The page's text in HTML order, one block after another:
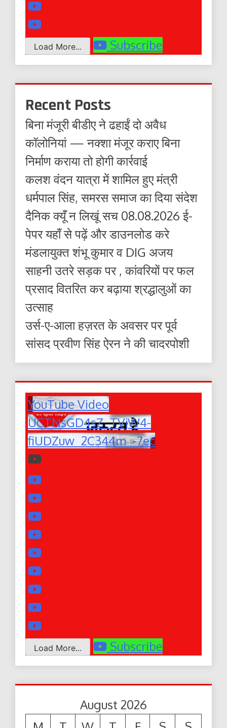
Load More... Subscribe
Recent Posts
बिना मंजूरी बीडीए ने ढहाईं दो अवैध
कॉलोनियां — नक्शा मंजूर कराए बिना
निर्माण कराया तो होगी कार्रवाई
कलश वंदन यात्रा में शामिल हुए मंत्री
धर्मपाल सिंह, समरस समाज का दिया संदेश
दैनिक क्यूँ न लिखूं सच 08.08.2026 ई-
पेपर यहाँ से पढ़ें और डाउनलोड करे
मंडलायुक्त शंभू कुमार व DIG अजय
साहनी उतरे सड़क पर , कांवरियों पर फल
प्रसाद वितरित कर बढ़ाया श्रद्धालुओं का
उत्साह
उर्स-ए-आला हज़रत के अवसर पर पूर्व
सांसद प्रवीण सिंह ऐरन ने की चादरपोशी
YouTube Video
UCTNsGD4sZ_TVjW4-
fiUDZuw_2C344m_-7ec
Load More... Subscribe
August 2026